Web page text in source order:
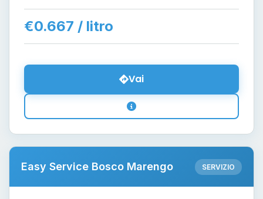
€0.667 / litro
Vai
Easy Service Bosco Marengo SERVIZIO